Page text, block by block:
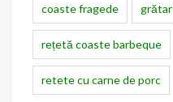
coaste fragede grătar
rețetă coaste barbeque
retete cu carne de porc